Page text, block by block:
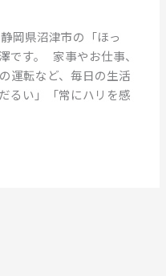
岡県沼津市の「ほっ
です。 家事やお仕事、
運転など、毎日の生活
るい」「常にハリを感